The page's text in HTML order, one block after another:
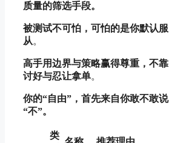
质量的筛选手段。
被测试不可怕，可怕的是你默认服
从。
高手用边界与策略赢得尊重，不靠
讨好与忍让拿单。
你的“自由”，首先来自你敢不敢说
“不”。
类